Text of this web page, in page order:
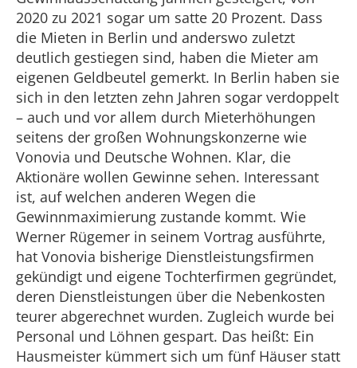
2020 zu 2021 sogar um satte 20 Prozent. Dass
die Mieten in Berlin und anderswo zuletzt
deutlich gestiegen sind, haben die Mieter am
eigenen Geldbeutel gemerkt. In Berlin haben sie
sich in den letzten zehn Jahren sogar verdoppelt
– auch und vor allem durch Mieterhöhungen
seitens der großen Wohnungskonzerne wie
Vonovia und Deutsche Wohnen. Klar, die
Aktionäre wollen Gewinne sehen. Interessant
ist, auf welchen anderen Wegen die
Gewinnmaximierung zustande kommt. Wie
Werner Rügemer in seinem Vortrag ausführte,
hat Vonovia bisherige Dienstleistungsfirmen
gekündigt und eigene Tochterfirmen gegründet,
deren Dienstleistungen über die Nebenkosten
teurer abgerechnet wurden. Zugleich wurde bei
Personal und Löhnen gespart. Das heißt: Ein
Hausmeister kümmert sich um fünf Häuser statt